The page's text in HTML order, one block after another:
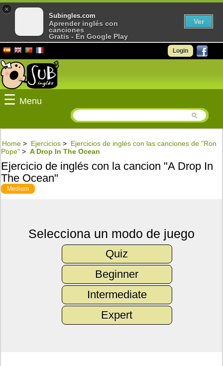
Login
☰ Menu
Home > Ejercicios > Ejercicios de inglés con las canciones de "Ron
Pope" > A Drop In The Ocean
Ejercicio de inglés con la cancion "A Drop In
The Ocean"
Medium
Selecciona un modo de juego
Quiz
Beginner
Intermediate
Expert
×
Subingles.com
Aprender inglés con
canciones
Gratis - En Google Play
Ver